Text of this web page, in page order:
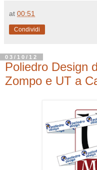
at 00:51
Condividi
03/10/12
Poliedro Design
Zompo e UT a